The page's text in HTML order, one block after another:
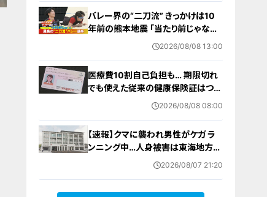
バレー界の“二刀流” きっかけは10
年前の熊本地震 ｢当たり前じゃなか
った｣ オフシーズンゼロの過酷スケ
2026/08/08 13:00
医療費10割自己負担も… 期限切れ
でも使えた従来の健康保険証はつい
に終了 8月以降起こりうるマイナ保
2026/08/08 08:00
【速報】クマに襲われ男性がケガ ラ
ンニング中…人身被害は東海地方で
今シーズン初めて 岐阜県高山市
2026/08/07 21:20